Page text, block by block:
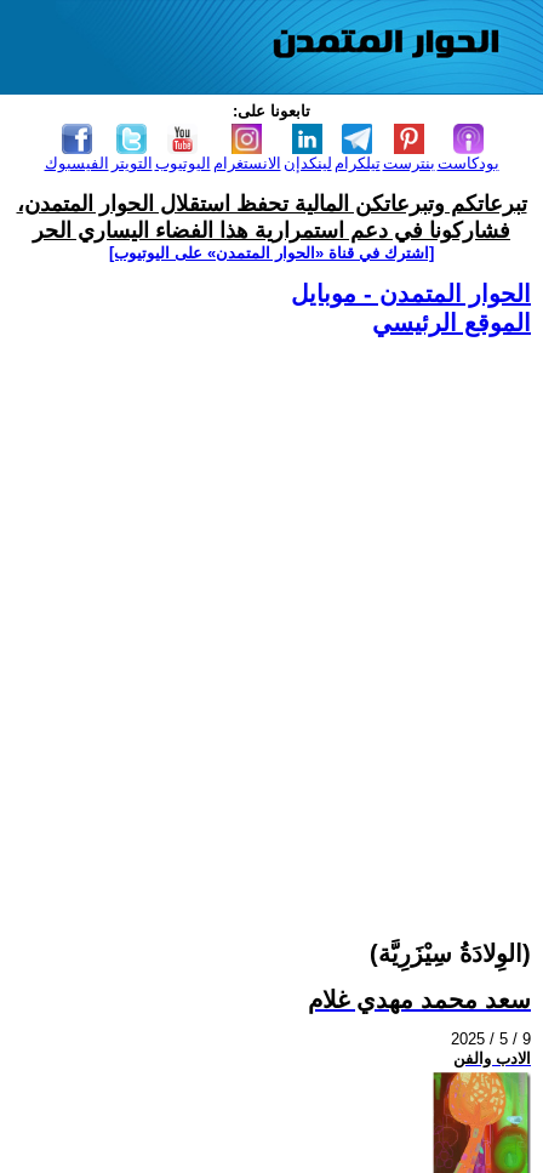
تابعونا على:
الفيسبوك التويتر اليوتيوب الانستغرام لينكدإن تيلكرامبنترست بودكاست
تبرعاتكم وتبرعاتكن المالية تحفظ استقلال الحوار المتمدن،
فشاركونا في دعم استمرارية هذا الفضاء اليساري الحر
[اشترك في قناة ‫«الحوار المتمدن» على اليوتيوب]
الحوار المتمدن - موبايل
الموقع الرئيسي
(الوِلادَةُ سِيْزَرِيَّة)
سعد محمد مهدي غلام
2025 / 5 / 9
الادب والفن